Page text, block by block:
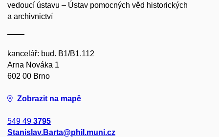
vedoucí ústavu – Ústav pomocných věd historických
a archivnictví
kancelář: bud. B1/B1.112
Arna Nováka 1
602 00 Brno
Zobrazit na mapě
549 49 3795
Stanislav.Barta@phil.muni.cz